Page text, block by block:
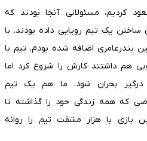
کردیم، مسئولانی آنجا بودند که
یک تیم رویایی داده بودند. با
بندرعامری اضافه شده بودم، تیم با
هم داشتند کارش را شروع کرد اما
بحران شود. ما هم یک تیم
که همه زندگی خود را گذاشته تا
بازی با هزار مشقت تیم را روانه